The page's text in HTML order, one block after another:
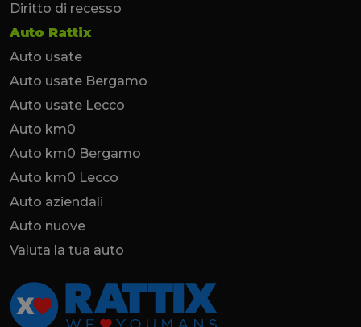
Diritto di recesso
Auto Rattix
Auto usate
Auto usate Bergamo
Auto usate Lecco
Auto km0
Auto km0 Bergamo
Auto km0 Lecco
Auto aziendali
Auto nuove
Valuta la tua auto